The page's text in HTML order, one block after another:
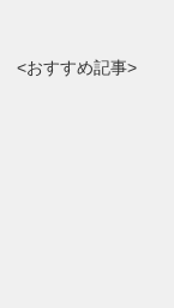
<おすすめ記事>